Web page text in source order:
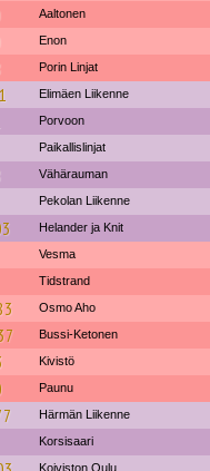
Aaltonen
Enon
Porin Linjat
Elimäen Liikenne
Porvoon
Paikallislinjat
Vähärauman
Pekolan Liikenne
Helander ja Knit
Vesma
Tidstrand
Osmo Aho
Bussi-Ketonen
Kivistö
Paunu
Härmän Liikenne
Korsisaari
Koiviston Oulu